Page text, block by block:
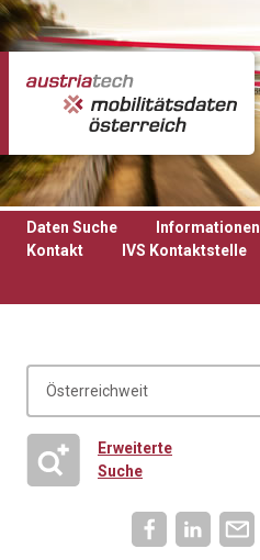
Direkt zum Inhalt
Daten Suche Informationen
Kontakt
IVS Kontaktstelle
Erweiterte
Suche